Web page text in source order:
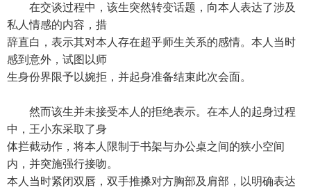
在交谈过程中，该生突然转变话题，向本人表达了涉及
私人情感的内容，措
辞直白，表示其对本人存在超乎师生关系的感情。本人当时
感到意外，试图以师
生身份界限予以婉拒，并起身准备结束此次会面。
然而该生并未接受本人的拒绝表示。在本人的起身过程
中，王小东采取了身
体拦截动作，将本人限制于书架与办公桌之间的狭小空间
内，并突施强行接吻。
本人当时紧闭双唇，双手推搡对方胸部及肩部，以明确表达